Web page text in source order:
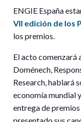
ENGIE España
VII edición de los
los premios.
El acto comenzará
Doménech,
Research, hablará
economía mundial
entrega de